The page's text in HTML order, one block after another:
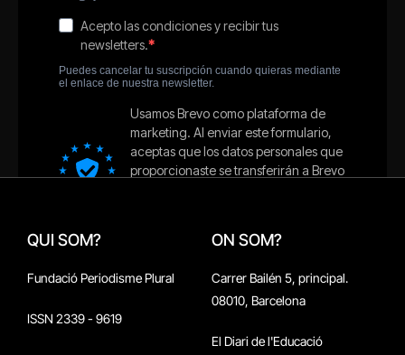
QUI SOM?
Fundació Periodisme Plural
ISSN 2339 - 9619
ON SOM?
Carrer Bailén 5, principal.
08010, Barcelona
El Diari de l'Educació